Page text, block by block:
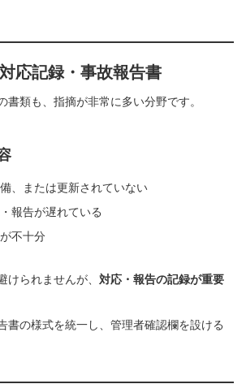
応記録・事故報告書
書類も、指摘が非常に多い分野です。
、または更新されていない
報告が遅れている
不十分
けられませんが、 対応・報告の記録が重要
書の様式を統一し、管理者確認欄を設ける